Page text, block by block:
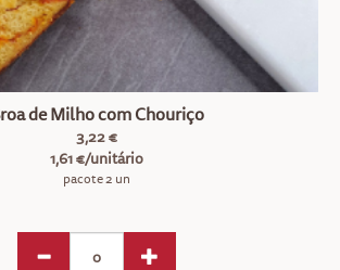
de Milho com Chouriço
3,22 €
1,61 €/unitário
pacote 2 un